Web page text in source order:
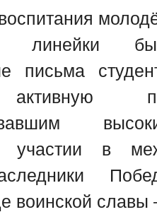
линейки
письма
активную
участии в
воинской